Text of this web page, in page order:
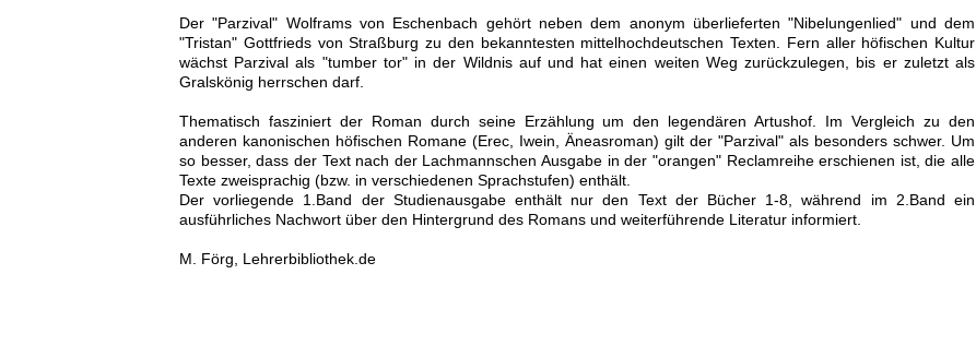
Der "Parzival" Wolframs von Eschenbach gehört neben dem anonym überlieferten "Nibelungenlied" und dem
"Tristan" Gottfrieds von Straßburg zu den bekanntesten mittelhochdeutschen Texten. Fern aller höfischen Kultur
wächst Parzival als "tumber tor" in der Wildnis auf und hat einen weiten Weg zurückzulegen, bis er zuletzt als
Gralskönig herrschen darf.
Thematisch fasziniert der Roman durch seine Erzählung um den legendären Artushof. Im Vergleich zu den
anderen kanonischen höfischen Romane (Erec, Iwein, Äneasroman) gilt der "Parzival" als besonders schwer. Um
so besser, dass der Text nach der Lachmannschen Ausgabe in der "orangen" Reclamreihe erschienen ist, die alle
Texte zweisprachig (bzw. in verschiedenen Sprachstufen) enthält.
Der vorliegende 1.Band der Studienausgabe enthält nur den Text der Bücher 1-8, während im 2.Band ein
ausführliches Nachwort über den Hintergrund des Romans und weiterführende Literatur informiert.
M. Förg, Lehrerbibliothek.de